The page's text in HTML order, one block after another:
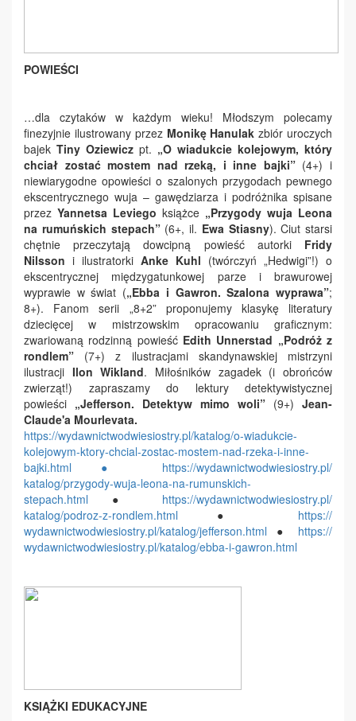
POWIEŚCI
…dla czytaków w każdym wieku!
Młodszym polecamy
finezyjnie ilustrowany przezMonikę Hanulakzbiór uroczych
bajek Tiny Oziewicz pt. „O wiadukcie kolejowym, który
chciał zostać mostem nad rzeką, i inne bajki” (4+) i
niewiarygodne opowieści o szalonych przygodach pewnego
ekscentrycznego wuja – gawędziarza i podróżnika spisane
przez Yannetsa Leviego książce „Przygody wuja Leona
na rumuńskich stepach” (6+, il. Ewa Stiasny). Ciut starsi
chętnie przeczytają dowcipną powieść autorki Fridy
Nilsson i ilustratorki Anke Kuhl (twórczyń „Hedwigi”!) o
ekscentrycznej międzygatunkowej parze i brawurowej
wyprawie w świat („Ebba i Gawron. Szalona wyprawa”;
8+). Fanom serii „8+2” proponujemy klasykę literatury
dziecięcej w mistrzowskim opracowaniu graficznym:
zwariowaną rodzinną powieść Edith Unnerstad „Podróż z
rondlem” (7+) z ilustracjami skandynawskiej mistrzyni
ilustracji Ilon Wikland. Miłośników zagadek (i obrońców
zwierząt!) zapraszamy do lektury detektywistycznej
powieści „Jefferson. Detektyw mimo woli” (9+) Jean-
Claude'a Mourlevata.
https://wydawnictwodwiesiostry.pl/katalog/o-wiadukcie-
kolejowym-ktory-chcial-zostac-mostem-nad-rzeka-i-inne-
bajki.html ●
https://wydawnictwodwiesiostry.pl/
katalog/przygody-wuja-leona-na-rumunskich-
stepach.html ● https://wydawnictwodwiesiostry.pl/
katalog/podroz-z-rondlem.html
● https://
wydawnictwodwiesiostry.pl/katalog/jefferson.html ● https://
wydawnictwodwiesiostry.pl/katalog/ebba-i-gawron.html
KSIĄŻKI EDUKACYJNE